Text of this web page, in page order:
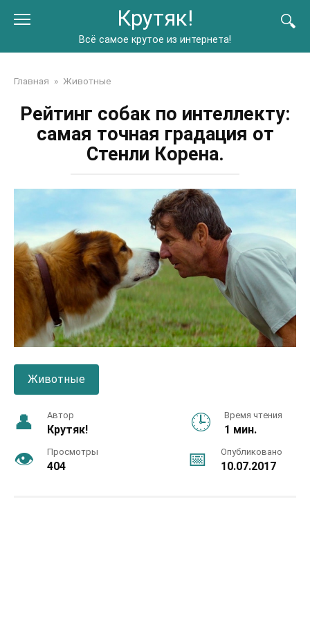
Крутяк!
Всё самое крутое из интернета!
Главная » Животные
Рейтинг собак по интеллекту:
самая точная градация от
Стенли Корена.
Животные
Автор
Крутяк!
Время чтения
1 мин.
Просмотры
404
Опубликовано
10.07.2017